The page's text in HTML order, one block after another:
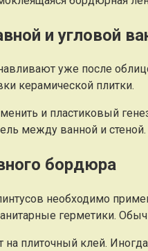
и угловой
уже после
керамической плитки.
и пластиковый
между ванной и
бордюра
необходимо
герметики.
на плиточный клей.